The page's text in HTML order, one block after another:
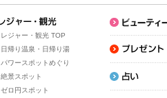
レジャー・観光 TOP
日帰り温泉・日帰り湯
パワースポットめぐり
絶景スポット
ゼロ円スポット